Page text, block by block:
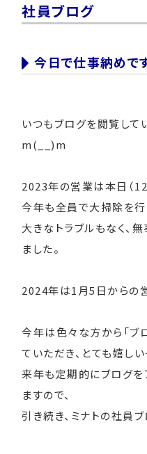
社員ブログ
今日で仕事納めで
いつもブログを閲覧して
m(__)m
2023年の営業は本日（
今年も全員で大掃除を行
大きなトラブルもなく、
ました。
2024年は1月5日からの
今年は色々な方から「ブ
ていただき、とても嬉し
来年も定期的にブログを
ますので、
引き続き、ミナトの社員